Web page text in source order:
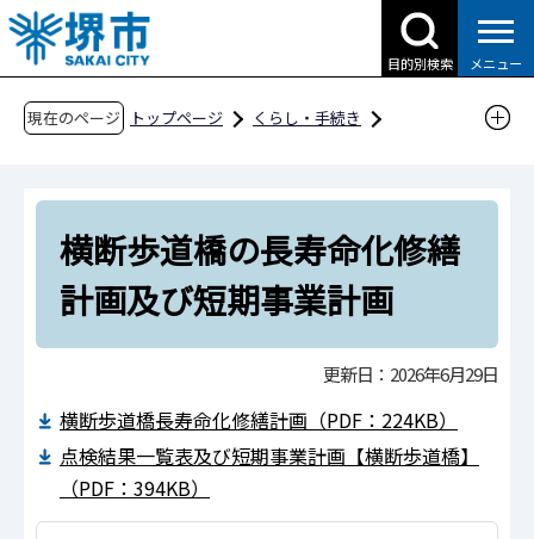
こ
の
ペ
目的別検索 メニュー
現在のページ トップページ
くらし・手続き
橋りょうの補修（長寿命化）
橋梁長寿命化修繕計画
横断歩道橋の長寿命化修繕計画及び短期事業計
画
横断歩道橋の長寿命化修繕
計画及び短期事業計画
更新日：2026年6月29日
横断歩道橋長寿命化修繕計画（PDF：224KB）
点検結果一覧表及び短期事業計画【横断歩道橋】
（PDF：394KB）